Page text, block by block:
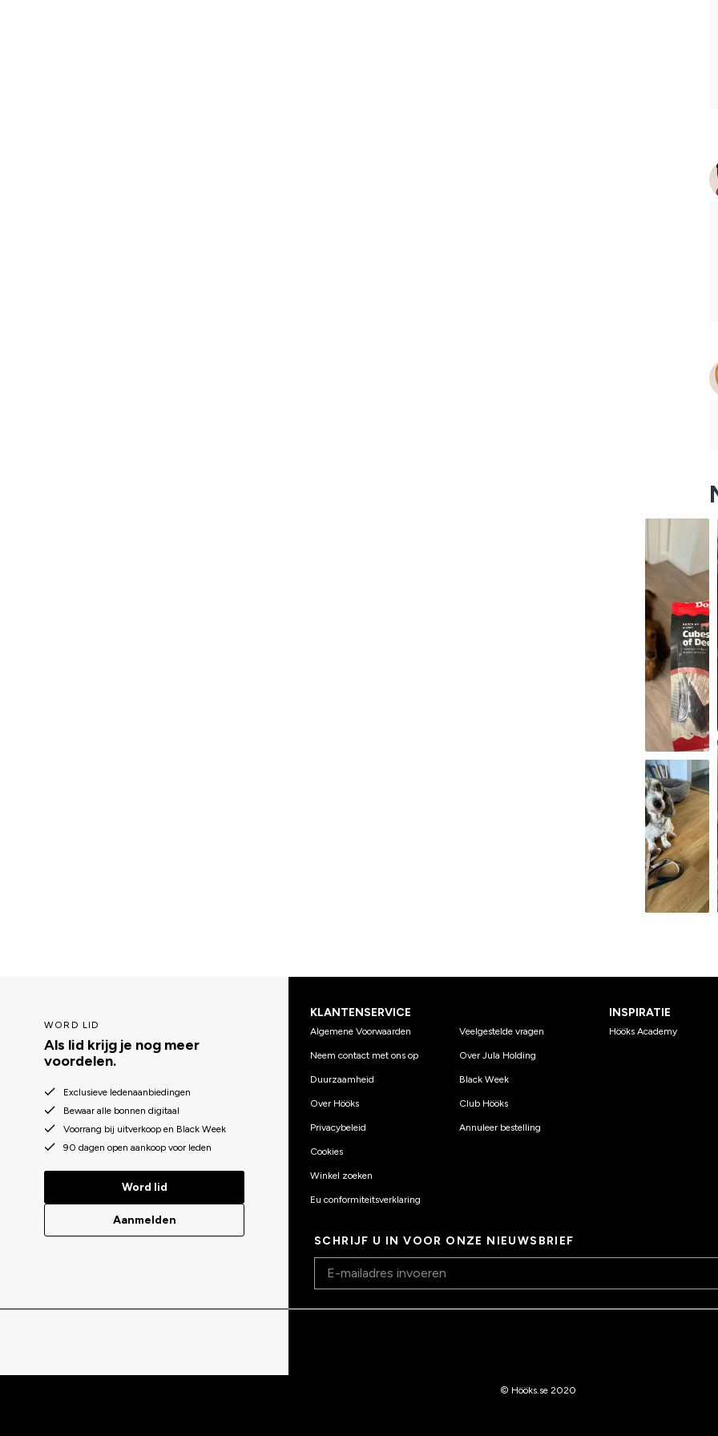
WORD LID
Als lid krijg je nog meer
voordelen.
Exclusieve ledenaanbiedingen
Bewaar alle bonnen digitaal
Voorrang bij uitverkoop en Black Week
90 dagen open aankoop voor leden
Word lid
Aanmelden
KLANTENSERVICE
Algemene Voorwaarden
Neem contact met ons op
Duurzaamheid
Over Hööks
Privacybeleid
Cookies
Winkel zoeken
Eu conformiteitsverklaring
Veelgestelde vragen
Over Jula Holding
Black Week
Club Hööks
Annuleer bestelling
INSPIRATIE
Hööks Academy
SCHRIJF U IN VOOR ONZE NIEUWSBRIEF
© Hööks.se 2020